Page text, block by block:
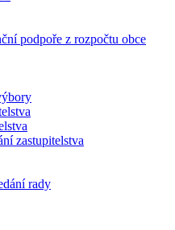
podpoře z rozpočtu obce
zastupitelstva
rady